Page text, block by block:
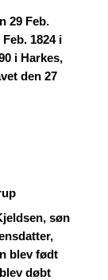
29 Feb.
1824 i
i Harkes,
den 27
søn
blev født
døbt